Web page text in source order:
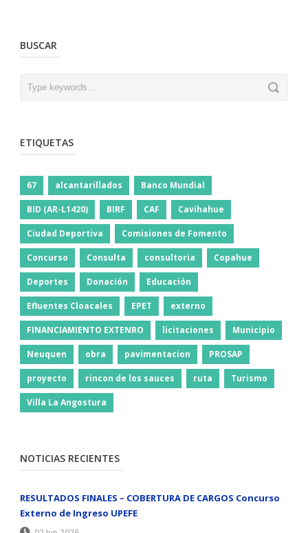
BUSCAR
ETIQUETAS
67 alcantarillados Banco Mundial
BID (AR-L1420) BIRF CAF Cavihahue
Ciudad Deportiva Comisiones de Fomento
Concurso Consulta consultoria Copahue
Deportes Donación Educación
Efluentes Cloacales EPET externo
FINANCIAMIENTO EXTENRO licitaciones Municipio
Neuquen obra pavimentacion PROSAP
proyecto rincon de los sauces ruta Turismo
Villa La Angostura
NOTICIAS RECIENTES
RESULTADOS FINALES – COBERTURA DE CARGOS Concurso
Externo de Ingreso UPEFE